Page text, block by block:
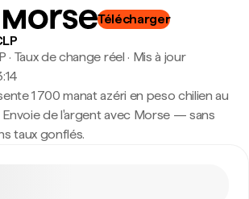
Télécharger
· Taux de change réel · Mis à jour
1 700 manat azéri en peso chilien au
Envoie de l'argent avec Morse — sans
taux gonflés.